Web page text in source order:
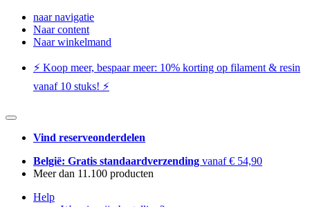
naar navigatie
Naar content
Naar winkelmand
⚡️ Koop meer, bespaar meer: ​​10% korting op filament & resin
vanaf 10 stuks! ⚡️
Vind reserveonderdelen
België: Gratis standaardverzending vanaf € 54,90
Meer dan 11.100 producten
Help